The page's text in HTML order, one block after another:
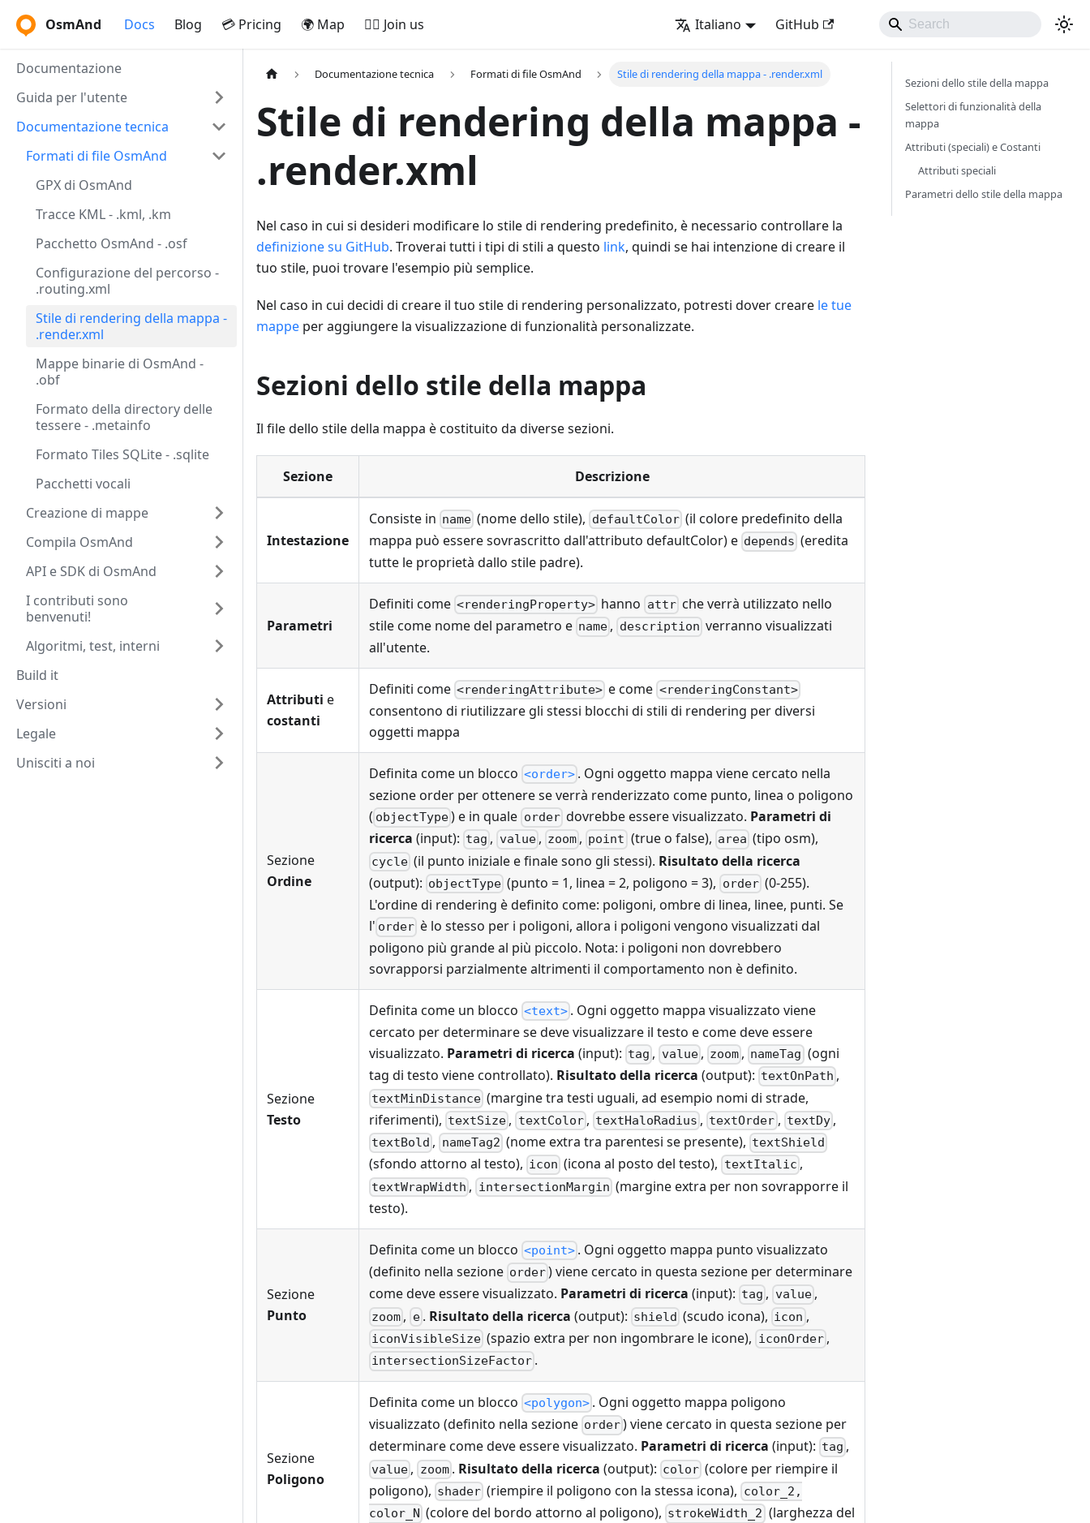
OsmAnd Docs Blog 💳 Pricing 🌍 Map 🚵‍♂️ Join us Italiano GitHub
Documentazione
Guida per l'utente
Documentazione tecnica
Formati di file OsmAnd
GPX di OsmAnd
Tracce KML - .kml, .km
Pacchetto OsmAnd - .osf
Configurazione del percorso -
.routing.xml
Stile di rendering della mappa -
.render.xml
Mappe binarie di OsmAnd -
.obf
Formato della directory delle
tessere - .metainfo
Formato Tiles SQLite - .sqlite
Pacchetti vocali
Creazione di mappe
Compila OsmAnd
API e SDK di OsmAnd
I contributi sono
benvenuti!
Algoritmi, test, interni
Build it
Versioni
Legale
Unisciti a noi
Documentazione tecnica Formati di file OsmAnd Stile di rendering della mappa - .render.xml
Stile di rendering della mappa -
.render.xml
Nel caso in cui si desideri modificare lo stile di rendering predefinito, è necessario controllare la
definizione su GitHub. Troverai tutti i tipi di stili a questo link, quindi se hai intenzione di creare il
tuo stile, puoi trovare l'esempio più semplice.
Nel caso in cui decidi di creare il tuo stile di rendering personalizzato, potresti dover creare le tue
mappe per aggiungere la visualizzazione di funzionalità personalizzate.
Sezioni dello stile della mappa
Il file dello stile della mappa è costituito da diverse sezioni.
Sezione Descrizione
Intestazione
Consiste in name (nome dello stile), defaultColor(il colore predefinito della
mappa può essere sovrascritto dall'attributo defaultColor) e depends (eredita
tutte le proprietà dallo stile padre).
Parametri
Definiti come <renderingProperty> hanno attr che verrà utilizzato nello
stile come nome del parametro e name , description verranno visualizzati
all'utente.
Attributi e
costanti
Definiti come <renderingAttribute> e come <renderingConstant>
consentono di riutilizzare gli stessi blocchi di stili di rendering per diversi
oggetti mappa
Sezione
Ordine
Definita come un blocco <order> . Ogni oggetto mappa viene cercato nella
sezione order per ottenere se verrà renderizzato come punto, linea o poligono
( objectType) e in quale order dovrebbe essere visualizzato. Parametri di
ricerca (input): tag , value , zoom , point (true o false), area (tipo osm),
cycle (il punto iniziale e finale sono gli stessi). Risultato della ricerca
(output): objectType (punto = 1, linea = 2, poligono = 3), order (0-255).
L'ordine di rendering è definito come: poligoni, ombre di linea, linee, punti. Se
l' order è lo stesso per i poligoni, allora i poligoni vengono visualizzati dal
poligono più grande al più piccolo. Nota: i poligoni non dovrebbero
sovrapporsi parzialmente altrimenti il comportamento non è definito.
Sezione
Testo
Definita come un blocco <text> . Ogni oggetto mappa visualizzato viene
cercato per determinare se deve visualizzare il testo e come deve essere
visualizzato. Parametri di ricerca (input): tag , value, zoom , nameTag (ogni
tag di testo viene controllato). Risultato della ricerca (output): textOnPath ,
textMinDistance (margine tra testi uguali, ad esempio nomi di strade,
riferimenti), textSize , textColor, textHaloRadius , textOrder, textDy,
textBold , nameTag2 (nome extra tra parentesi se presente), textShield
(sfondo attorno al testo), icon (icona al posto del testo), textItalic ,
textWrapWidth , intersectionMargin (margine extra per non sovrapporre il
testo).
Sezione
Punto
Definita come un blocco <point> . Ogni oggetto mappa punto visualizzato
(definito nella sezione order) viene cercato in questa sezione per determinare
come deve essere visualizzato. Parametri di ricerca (input): tag , value ,
zoom , e. Risultato della ricerca (output): shield (scudo icona), icon ,
iconVisibleSize (spazio extra per non ingombrare le icone), iconOrder ,
intersectionSizeFactor .
Sezione
Poligono
Definita come un blocco <polygon> . Ogni oggetto mappa poligono
visualizzato (definito nella sezione order) viene cercato in questa sezione per
determinare come deve essere visualizzato. Parametri di ricerca (input): tag ,
value , zoom. Risultato della ricerca (output): color (colore per riempire il
poligono), shader (riempire il poligono con la stessa icona), color_2,
color_N (colore del bordo attorno al poligono), strokeWidth_2 (larghezza del
Sezioni dello stile della mappa
Selettori di funzionalità della
mappa
Attributi (speciali) e Costanti
Attributi speciali
Parametri dello stile della mappa